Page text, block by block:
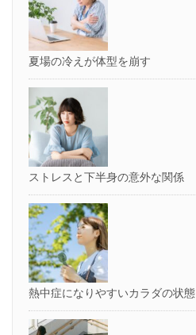
ウ
で
開
き
ま
す)
夏場の冷えが体型を崩す
ストレスと下半身の意外な関係
熱中症になりやすいカラダの状態